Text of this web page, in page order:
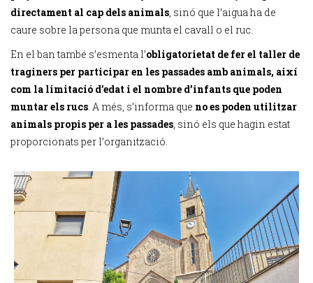
directament al cap dels animals, sinó que l’aigua ha de
caure sobre la persona que munta el cavall o el ruc.
En el ban també s’esmenta l’obligatorietat de fer el taller de
traginers per participar en les passades amb animals, així
com la limitació d’edat i el nombre d’infants que poden
muntar els rucs. A més, s’informa que no es poden utilitzar
animals propis per a les passades, sinó els que hagin estat
proporcionats per l’organització.